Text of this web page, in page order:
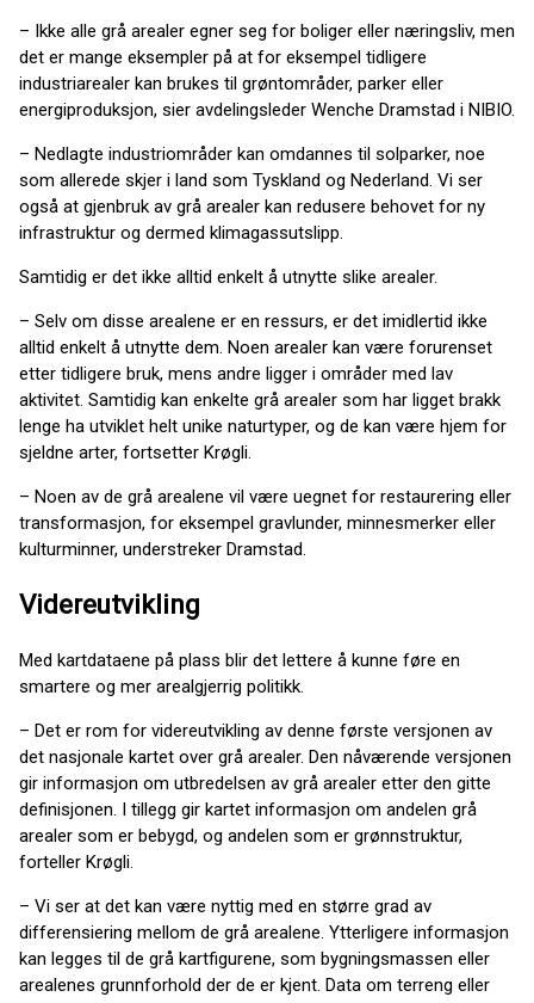
– Ikke alle grå arealer egner seg for boliger eller næringsliv, men
det er mange eksempler på at for eksempel tidligere
industriarealer kan brukes til grøntområder, parker eller
energiproduksjon, sier avdelingsleder Wenche Dramstad i NIBIO.
– Nedlagte industriområder kan omdannes til solparker, noe
som allerede skjer i land som Tyskland og Nederland. Vi ser
også at gjenbruk av grå arealer kan redusere behovet for ny
infrastruktur og dermed klimagassutslipp.
Samtidig er det ikke alltid enkelt å utnytte slike arealer.
– Selv om disse arealene er en ressurs, er det imidlertid ikke
alltid enkelt å utnytte dem. Noen arealer kan være forurenset
etter tidligere bruk, mens andre ligger i områder med lav
aktivitet. Samtidig kan enkelte grå arealer som har ligget brakk
lenge ha utviklet helt unike naturtyper, og de kan være hjem for
sjeldne arter, fortsetter Krøgli.
– Noen av de grå arealene vil være uegnet for restaurering eller
transformasjon, for eksempel gravlunder, minnesmerker eller
kulturminner, understreker Dramstad.
Videreutvikling
Med kartdataene på plass blir det lettere å kunne føre en
smartere og mer arealgjerrig politikk.
– Det er rom for videreutvikling av denne første versjonen av
det nasjonale kartet over grå arealer. Den nåværende versjonen
gir informasjon om utbredelsen av grå arealer etter den gitte
definisjonen. I tillegg gir kartet informasjon om andelen grå
arealer som er bebygd, og andelen som er grønnstruktur,
forteller Krøgli.
– Vi ser at det kan være nyttig med en større grad av
differensiering mellom de grå arealene. Ytterligere informasjon
kan legges til de grå kartfigurene, som bygningsmassen eller
arealenes grunnforhold der de er kjent. Data om terreng eller